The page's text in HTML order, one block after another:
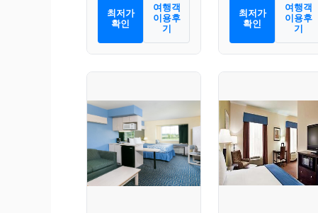
최저가
확인
여행객
이용후
기
최저가
확인
여행객
이용후
기